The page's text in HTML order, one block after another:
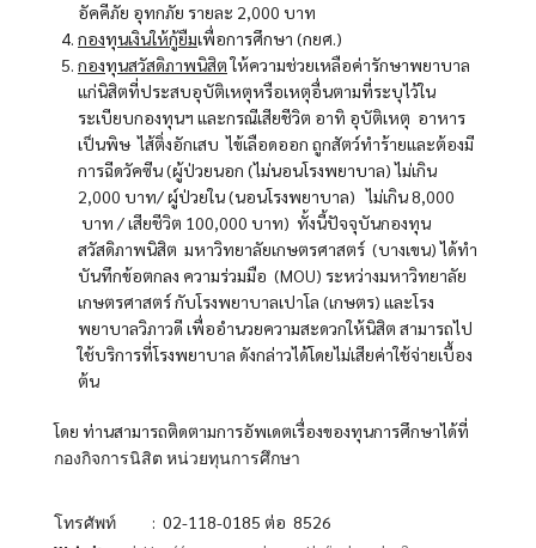
อัคคีภัย อุทกภัย รายละ 2,000 บาท
กองทุนเงินให้กู้ยืมเพื่อการศึกษา (กยศ.)
กองทุนสวัสดิภาพนิสิตให้ความช่วยเหลือค่ารักษาพยาบาล
แก่นิสิตที่ประสบอุบัติเหตุหรือเหตุอื่นตามที่ระบุไว้ใน
ระเบียบกองทุนฯ และกรณีเสียชีวิต อาทิ อุบัติเหตุ อาหาร
เป็นพิษ ไส้ติ่งอักเสบ ไข้เลือดออก ถูกสัตว์ทําร้ายและต้องมี
การฉีดวัคซีน (ผู้ป่วยนอก (ไม่นอนโรงพยาบาล) ไม่เกิน
2,000 บาท/ ผู์ป่วยใน (นอนโรงพยาบาล) ไม่เกิน 8,000
บาท / เสียชีวิต 100,000 บาท) ทั้งนี้ปัจจุบันกองทุน
สวัสดิภาพนิสิต มหาวิทยาลัยเกษตรศาสตร์ (บางเขน) ได้ทํา
บันทึกข้อตกลง ความร่วมมือ (MOU) ระหว่างมหาวิทยาลัย
เกษตรศาสตร์ กับโรงพยาบาลเปาโล (เกษตร) และโรง
พยาบาลวิภาวดี เพื่ออํานวยความสะดวกให้นิสิต สามารถไป
ใช้บริการที่โรงพยาบาล ดังกล่าวได้โดยไม่เสียค่าใช้จ่ายเบื้อง
ต้น
โดย ท่านสามารถติดตามการอัพเดตเรื่องของทุนการศึกษาได้ที่
กองกิจการนิสิต หน่วยทุนการศึกษา
โทรศัพท์ : 02-118-0185 ต่อ 8526